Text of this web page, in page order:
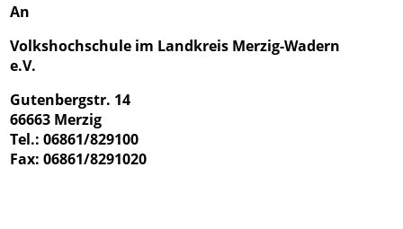
An
Volkshochschule im Landkreis Merzig-Wadern
e.V.
Gutenbergstr. 14
66663 Merzig
Tel.: 06861/829100
Fax: 06861/8291020